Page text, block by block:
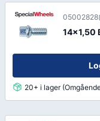
05002828
14x1,50
20+ i lager